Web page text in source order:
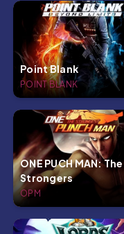
Point Blank
POINT BLANK
ONE PUCH MAN: The
Strongers
OPM